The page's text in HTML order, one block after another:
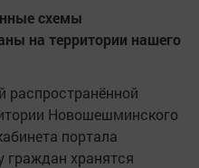
схемы
на территории нашего
распространённой
Новошешминского
портала
граждан хранятся